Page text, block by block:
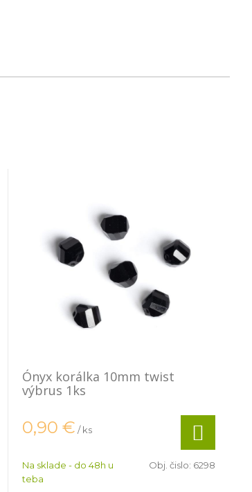
Ónyx korálka 10mm twist
výbrus 1ks
0,90 € / ks
Na sklade - do 48h u
teba
Obj. čislo: 6298